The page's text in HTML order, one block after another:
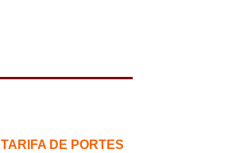
TARIFA DE PORTES